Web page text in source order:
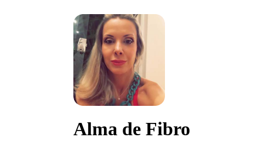
Alma de Fibro